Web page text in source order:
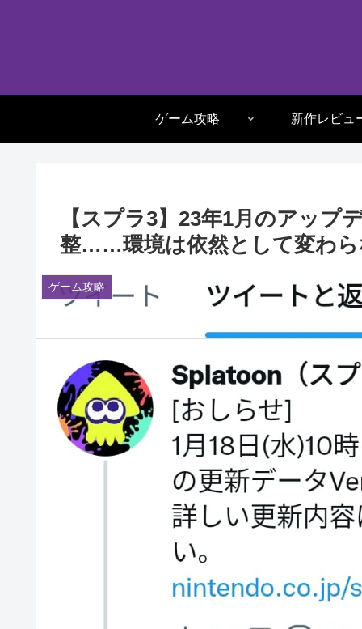
ゲーム攻略 新作レビュ
【スプラ3】23年1月のアップ
整……環境は依然として変わ
ゲーム攻略